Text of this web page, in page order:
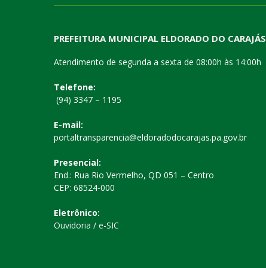
PREFEITURA MUNICIPAL ELDORADO DO CARAJÁS
Atendimento de segunda a sexta de 08:00h às 14:00h
Telefone:
(94) 3347 – 1195
E-mail:
portaltransparencia@eldoradodocarajas.pa.gov.br
Presencial:
End.: Rua Rio Vermelho, QD 051 – Centro
CEP: 68524-000
Eletrônico:
Ouvidoria / e-SIC